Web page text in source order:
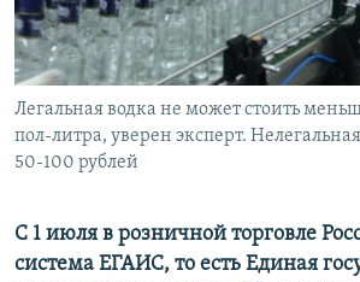
ПОБЕДИТЕЛЕЙ НЕ СУДЯТ?
КРЫМ.НЕПОКОРЕННЫЙ
ELIFBE
УКРАИНСКАЯ ПРОБЛЕМА КРЫМА
ПРИСОЕДИНЯЙТЕСЬ!
Легальная водка не может стоить
пол-литра, уверен эксперт.
50-100 рублей
С 1 июля в розничной торговле
система ЕГАИС, то есть Единая